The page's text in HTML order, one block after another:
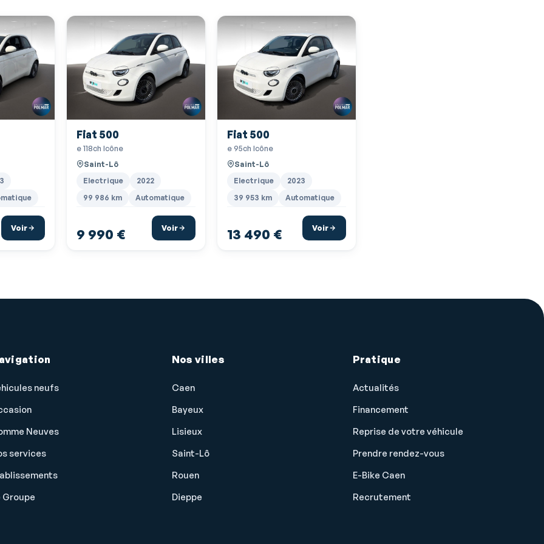
Freinage automatique d'urgence
Ice White pastel
Lampe de coffre
Phares halogènes
Prise USB
Système de détection de somnolence
Tissu Seaqual noir motifs CHEVRON
Volant réglable en hauteur
Voir
Fiat 500
e 118ch Icône
Saint-Lô
Electrique
2022
99 986 km
Automatique
9 990 € Voir
Fiat 500
e 95ch Icône
Saint-Lô
Electrique
2023
39 953 km
Automatique
13 490 € Voir
neufs
Neuves
services
Groupe
Nos villes
Caen
Bayeux
Lisieux
Saint-Lô
Rouen
Dieppe
Pratique
Actualités
Financement
Reprise de votre véhicule
Prendre rendez-vous
E-Bike Caen
Recrutement